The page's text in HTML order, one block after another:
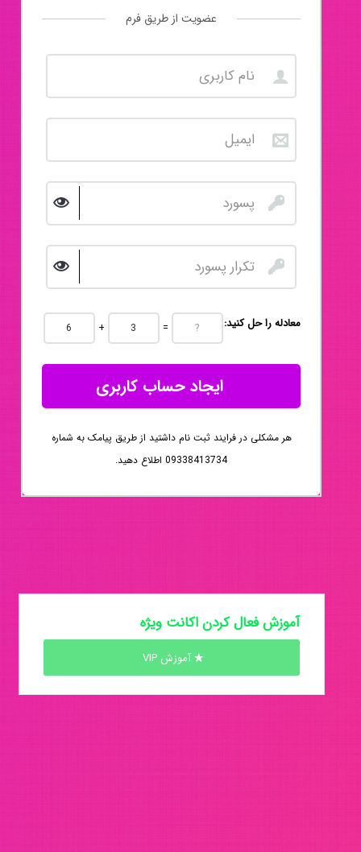
عضویت از طریق فرم
:معادله را حل کنید + =
ایجاد حساب کاربری
هر مشکلی در فرایند ثبت نام داشتید از طریق پیامک به شماره
09338413734 اطلاع دهید.
آموزش فعال کردن اکانت ویژه
آموزش VIP